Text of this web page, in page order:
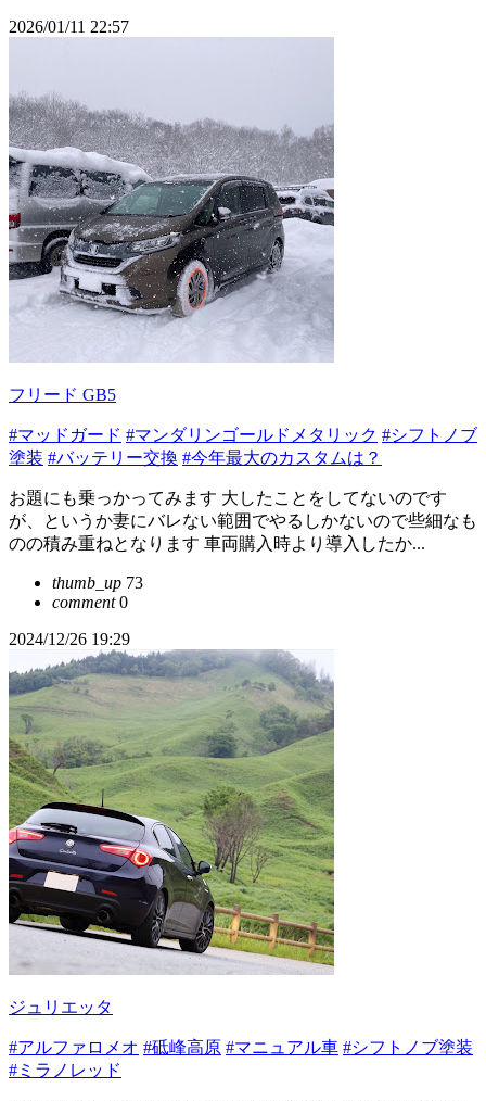
2026/01/11 22:57
フリード GB5
#マッドガード #マンダリンゴールドメタリック #シフトノブ
塗装 #バッテリー交換 #今年最大のカスタムは？
お題にも乗っかってみます 大したことをしてないのです
が、というか妻にバレない範囲でやるしかないので些細なも
のの積み重ねとなります 車両購入時より導入したか...
thumb_up 73
comment0
2024/12/26 19:29
ジュリエッタ
#アルファロメオ #砥峰高原 #マニュアル車 #シフトノブ塗装
#ミラノレッド